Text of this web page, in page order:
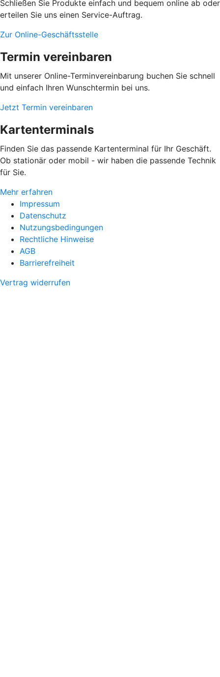
Schließen Sie Produkte einfach und bequem online ab oder
erteilen Sie uns einen Service-Auftrag.
Zur Online-Geschäftsstelle
Termin vereinbaren
Mit unserer Online-Terminvereinbarung buchen Sie schnell
und einfach Ihren Wunschtermin bei uns.
Jetzt Termin vereinbaren
Kartenterminals
Finden Sie das passende Kartenterminal für Ihr Geschäft.
Ob stationär oder mobil - wir haben die passende Technik
für Sie.
Mehr erfahren
Impressum
Datenschutz
Nutzungsbedingungen
Rechtliche Hinweise
AGB
Barrierefreiheit
Vertrag widerrufen